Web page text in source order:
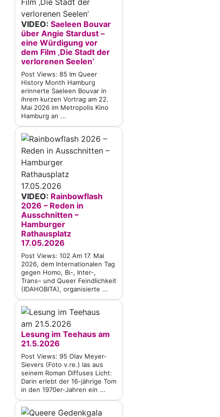
VIDEO: Saeleen Bouvar
über Angie Stardust –
eine Würdigung vor
dem Film ‚Die Stadt der
verlorenen Seelen’
Post Views: 85 Im Queer
History Month Hamburg
erinnerte Saeleen Bouvar in
ihrem kurzen Vortrag am 22.
Mai 2026 im Metropolis Kino
Hamburg an ...
VIDEO: Rainbowflash
2026 – Reden in
Ausschnitten –
Hamburger
Rathausplatz
17.05.2026
Post Views: 102 Am 17. Mai
2026, dem Internationalen Tag
gegen Homo, Bi-, Inter-,
Trans– und Queer Feindlichkeit
(IDAHOBITA), organisierte ...
Lesung im Teehaus am
21.5.2026
Post Views: 95 Olav Meyer-
Sievers (Foto v.re.) las aus
seinem Roman Diffuses Licht:
Darin erlebt der 16-jährige Tom
in den 1970er-Jahren ein ...